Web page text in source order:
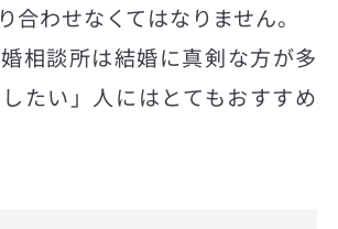
合わせなくてはなりません。
相談所は結婚に真剣な方が多
たい」人にはとてもおすすめ